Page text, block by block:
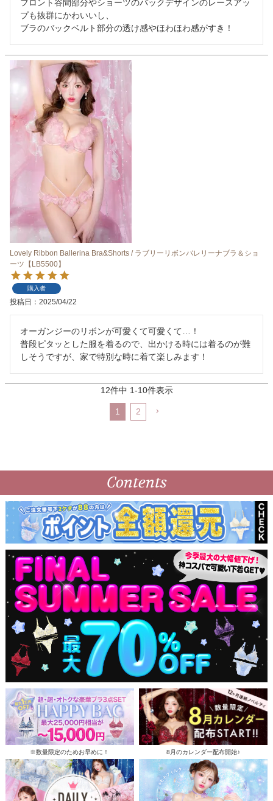
フロント谷間部分やショーツのバックデザインのレースアッ
プも抜群にかわいいし、
ブラのバックベルト部分の透け感やほわほわ感がすき！
Lovely Ribbon Ballerina Bra&Shorts / ラブリーリボンバレリーナブラ＆ショ
ーツ【LB5500】
購入者
投稿日 2025/04/22
オーガンジーのリボンが可愛くて可愛くて…！
普段ピタッとした服を着るので、出かける時には着るのが難
しそうですが、家で特別な時に着て楽しみます！
12件中 1-10件表示
1 2
Contents
※数量限定のためお早めに！ 8月のカレンダー配布開始♪